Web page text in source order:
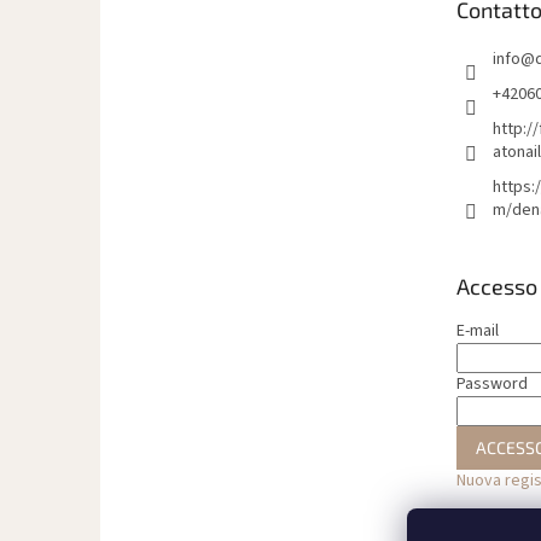
Contatto
info@
http://
m/
Accesso
E-mail
Password
Nuova